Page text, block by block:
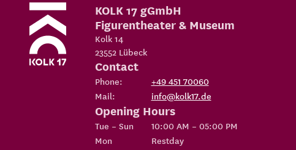
KOLK 17 gGmbH
Figurentheater & Museum
Kolk 14
23552 Lübeck
Contact
Phone:
+49 451 70060
Mail:
info@kolk17.de
Opening Hours
Tue – Sun
10:00 AM – 05:00 PM
Mon
Restday